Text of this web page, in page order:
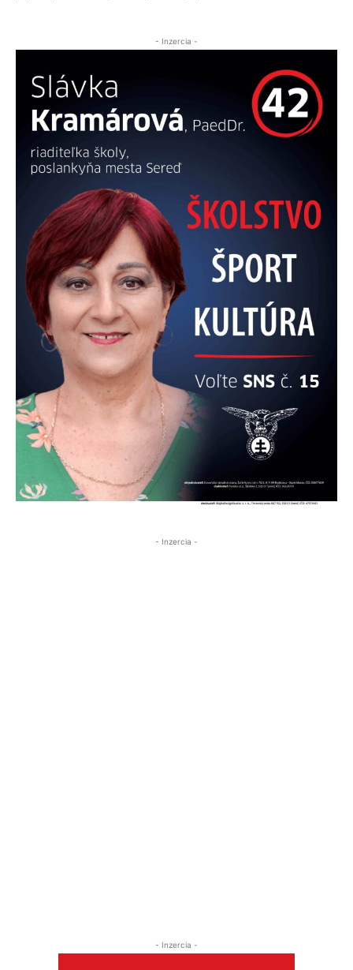
- Inzercia -
- Inzercia -
- Inzercia -